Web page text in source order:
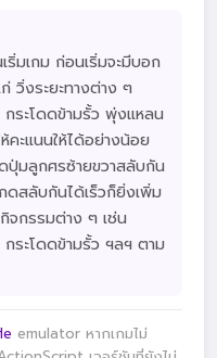
มเกม ก่อนเริ่มจะมีบอก
วิ่งระยะทางต่าง ๆ
ระโดดข้ามรั้ว พุ่งแหลน
คะแนนให้ได้อย่างน้อย
ดปุ่มลูกศรซ้ายขวาสลับกัน
ดสลับกันได้เร็วก็ยิ่งเพิ่ม
จกรรมต่าง ๆ เช่น
ระโดดข้ามรั้ว ฯลฯ ตาม
emulator หากเกมไม่